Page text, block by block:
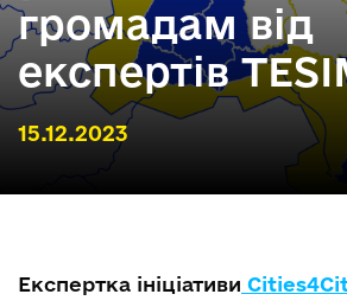
громадам від
експертів
15.12.2023
Експертка ініціативи